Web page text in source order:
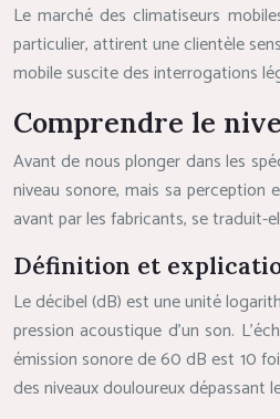
Le marché des climatiseurs
particulier, attirent une clientèle
mobile suscite des interrogations
Comprendre le
Avant de nous plonger dans les
niveau sonore, mais sa
avant par les fabricants, se traduit-
Définition et
Le décibel (dB) est une unité
pression acoustique d’un son.
émission sonore de 60 dB est 10
des niveaux douloureux dépassant